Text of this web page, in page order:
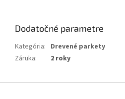
Dodatočné parametre
Kategória: Drevené parkety
Záruka: 2 roky